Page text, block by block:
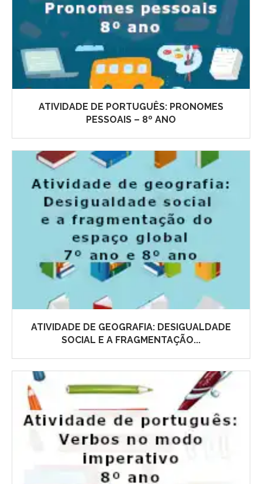
ATIVIDADE DE PORTUGUÊS: PRONOMES
PESSOAIS – 8º ANO
ATIVIDADE DE GEOGRAFIA: DESIGUALDADE
SOCIAL E A FRAGMENTAÇÃO...